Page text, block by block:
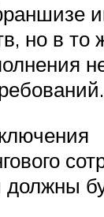
но в то